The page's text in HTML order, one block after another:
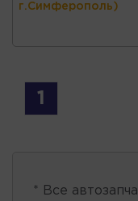
г.Симферополь)
1
* Все